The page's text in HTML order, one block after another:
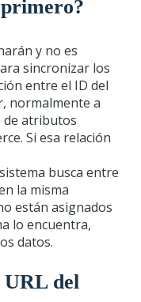
y no es
sincronizar los
entre el ID del
normalmente a
de atributos
Si esa relación
busca entre
la misma
están asignados
lo encuentra,
datos.
URL del